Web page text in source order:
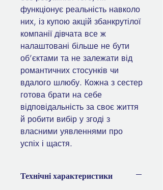
функціонує реальність навколо
них, із купою акцій збанкрутілої
компанії дівчата все ж
налаштовані більше не бути
об’єктами та не залежати від
романтичних стосунків чи
вдалого шлюбу. Кожна з сестер
готова брати на себе
відповідальність за своє життя
й робити вибір у згоді з
власними уявленнями про
успіх і щастя.
Технічні характеристики